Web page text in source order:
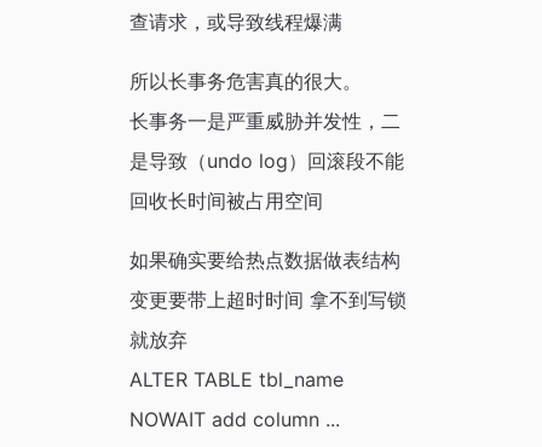
查请求，或导致线程爆满
所以长事务危害真的很大。
长事务一是严重威胁并发性，二
是导致（undo log）回滚段不能
回收长时间被占用空间
如果确实要给热点数据做表结构
变更要带上超时时间 拿不到写锁
就放弃
ALTER TABLE tbl_name
NOWAIT add column ...